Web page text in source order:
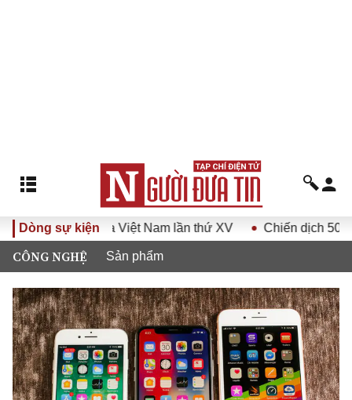
Dòng sự kiện
Hội Luật gia Việt Nam lần thứ XV Chiến dịch 500 ngày
CÔNG NGHỆ Sản phẩm